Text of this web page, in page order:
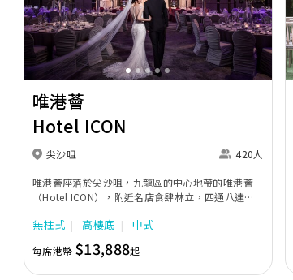
Previous Next
唯港薈
Hotel ICON
尖沙咀 420人
唯港薈座落於尖沙咀，九龍區的中心地帶的唯港薈
（Hotel ICON），附近名店食肆林立，四通八達，
充分展現繁華鬧巿中的活力個性，成為一眾準新人舉
辦婚宴的熱門之選。專業團隊由策劃統籌至所有婚宴
每個細節，唯港薈都力臻完美，保證讓您留下獨特的
醉人回憶。 擁有時尚高樓頂的Silverbox宴會廳，配
置了全套先進的視聽影音及燈光設備配套，並採用極
無柱式 高樓底 中式
每席港幣 $13,888起